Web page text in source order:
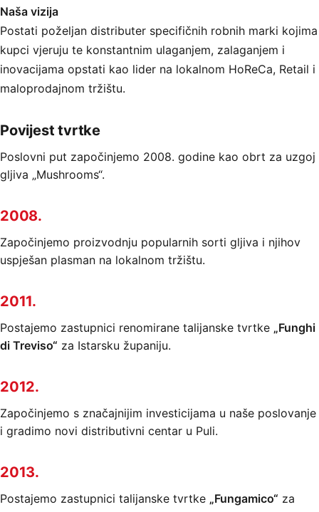
Naša vizija
Postati poželjan distributer specifičnih robnih marki kojima
kupci vjeruju te konstantnim ulaganjem, zalaganjem i
inovacijama opstati kao lider na lokalnom HoReCa, Retail i
maloprodajnom tržištu.
Povijest tvrtke
Poslovni put započinjemo 2008. godine kao obrt za uzgoj
gljiva „Mushrooms“.
2008.
Započinjemo proizvodnju popularnih sorti gljiva i njihov
uspješan plasman na lokalnom tržištu.
2011.
Postajemo zastupnici renomirane talijanske tvrtke „Funghi
di Treviso“ za Istarsku županiju.
2012.
Započinjemo s značajnijim investicijama u naše poslovanje
i gradimo novi distributivni centar u Puli.
2013.
Postajemo zastupnici talijanske tvrtke „Fungamico“ za